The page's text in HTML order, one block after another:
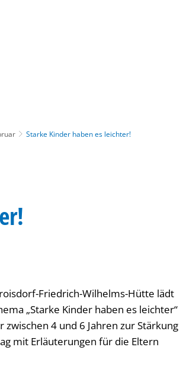
Starke Kinder haben es leichter!
Friedrich-Wilhelms-Hütte lädt
„Starke Kinder haben es leichter“
4 und 6 Jahren zur Stärkung
mit Erläuterungen für die Eltern